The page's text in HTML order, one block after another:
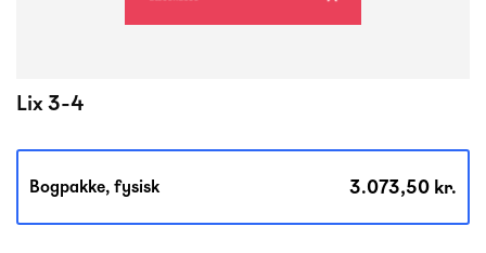
Lix 3-4
Bogpakke, fysisk 3.073,50 kr.